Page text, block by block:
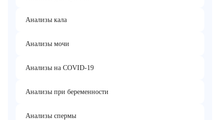
Анализы кала
Анализы мочи
Анализы на COVID-19
Анализы при беременности
Анализы спермы